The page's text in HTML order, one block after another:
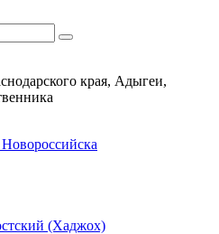
края, Адыгеи,
(Хаджох)